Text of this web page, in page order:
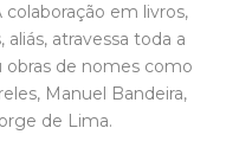
colaboração em livros,
atravessa toda a
obras de nomes como
Manuel Bandeira,
de Lima.